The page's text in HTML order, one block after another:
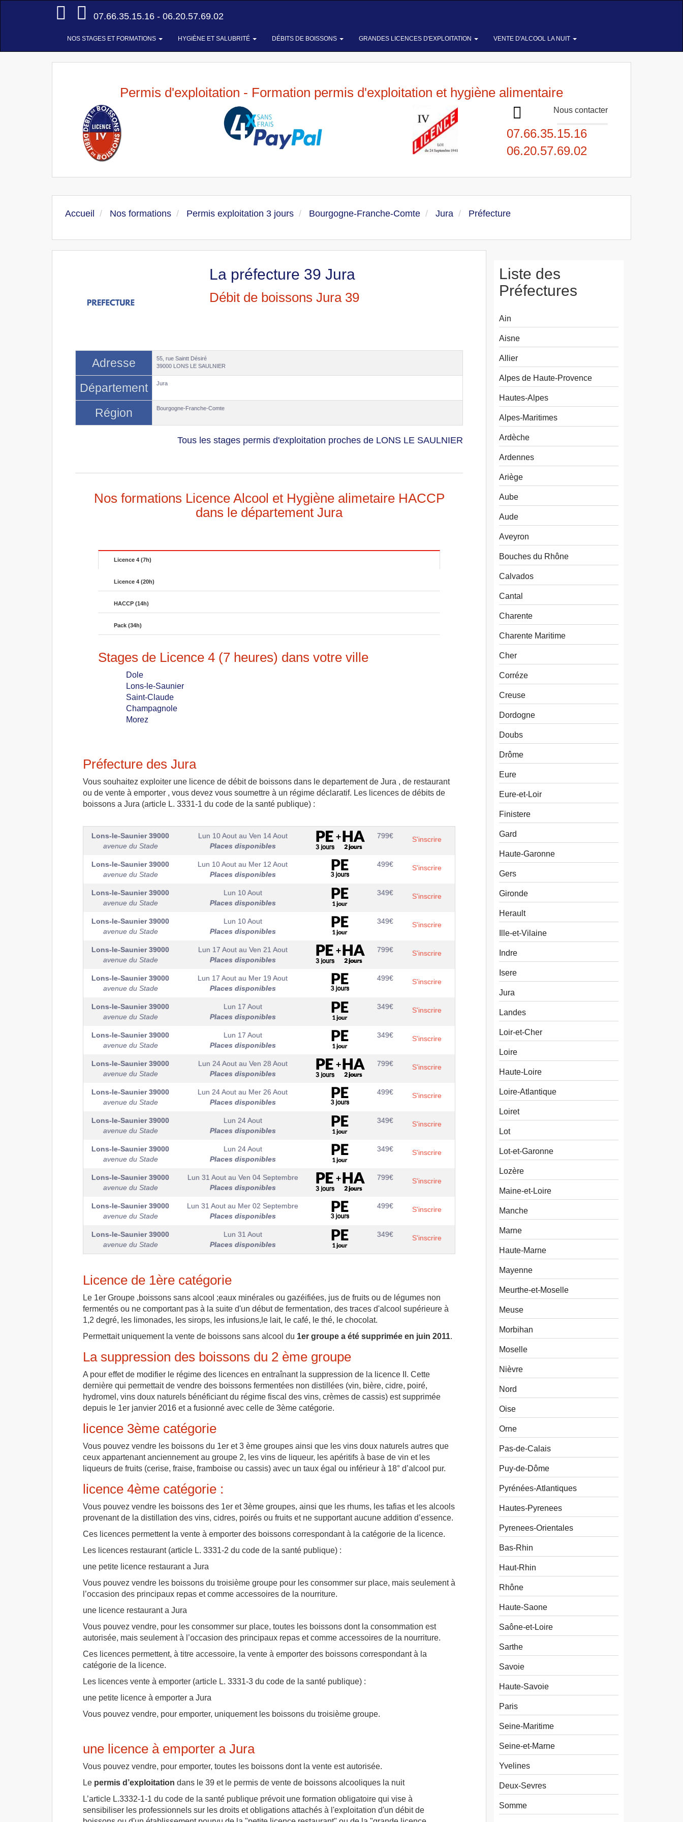
Accueil
07.66.35.15.16 - 06.20.57.69.02
NOS STAGES ET FORMATIONS HYGIÈNE ET SALUBRITÉ DÉBITS DE BOISSONS GRANDES LICENCES D'EXPLOITATION VENTE D'ALCOOL LA NUIT
Permis d'exploitation - Formation permis d'exploitation et hygiène alimentaire
Nous contacter
07.66.35.15.16
06.20.57.69.02
Accueil Nos formations Permis exploitation 3 jours Bourgogne-Franche-Comte Jura Préfecture
La préfecture 39 Jura
Débit de boissons Jura 39
Adresse
55, rue Saintt Désiré
39000 LONS LE SAULNIER
Département Jura
Région Bourgogne-Franche-Comte
Tous les stages permis d'exploitation proches de LONS LE SAULNIER
Nos formations Licence Alcool et Hygiène alimetaire HACCP
dans le département Jura
Licence 4 (7h)
Licence 4 (20h)
HACCP (14h)
Pack (34h)
Stages de Licence 4 (7 heures) dans votre ville
Dole
Lons-le-Saunier
Saint-Claude
Champagnole
Morez
Préfecture des Jura
Vous souhaitez exploiter une licence de débit de boissons dans le departement de Jura , de restaurant
ou de vente à emporter , vous devez vous soumettre à un régime déclaratif. Les licences de débits de
boissons a Jura (article L. 3331-1 du code de la santé publique) :
Lons-le-Saunier39000
avenue du Stade
Lun 10 Aout au Ven 14 Aout
Places disponibles
799€ S'inscrire
Lons-le-Saunier39000
avenue du Stade
Lun 10 Aout au Mer 12 Aout
Places disponibles
499€ S'inscrire
Lons-le-Saunier39000
avenue du Stade
Lun 10 Aout
Places disponibles
349€ S'inscrire
Lons-le-Saunier39000
avenue du Stade
Lun 10 Aout
Places disponibles
349€ S'inscrire
Lons-le-Saunier39000
avenue du Stade
Lun 17 Aout au Ven 21 Aout
Places disponibles
799€ S'inscrire
Lons-le-Saunier39000
avenue du Stade
Lun 17 Aout au Mer 19 Aout
Places disponibles
499€ S'inscrire
Lons-le-Saunier39000
avenue du Stade
Lun 17 Aout
Places disponibles
349€ S'inscrire
Lons-le-Saunier39000
avenue du Stade
Lun 17 Aout
Places disponibles
349€ S'inscrire
Lons-le-Saunier39000
avenue du Stade
Lun 24 Aout au Ven 28 Aout
Places disponibles
799€ S'inscrire
Lons-le-Saunier39000
avenue du Stade
Lun 24 Aout au Mer 26 Aout
Places disponibles
499€ S'inscrire
Lons-le-Saunier39000
avenue du Stade
Lun 24 Aout
Places disponibles
349€ S'inscrire
Lons-le-Saunier39000
avenue du Stade
Lun 24 Aout
Places disponibles
349€ S'inscrire
Lons-le-Saunier39000
avenue du Stade
Lun 31 Aout au Ven 04 Septembre
Places disponibles
799€ S'inscrire
Lons-le-Saunier39000
avenue du Stade
Lun 31 Aout au Mer 02 Septembre
Places disponibles
499€ S'inscrire
Lons-le-Saunier39000
avenue du Stade
Lun 31 Aout
Places disponibles
349€ S'inscrire
Licence de 1ère catégorie
Le 1er Groupe ,boissons sans alcool ;eaux minérales ou gazéifiées, jus de fruits ou de légumes non
fermentés ou ne comportant pas à la suite d'un début de fermentation, des traces d'alcool supérieure à
1,2 degré, les limonades, les sirops, les infusions,le lait, le café, le thé, le chocolat.
Permettait uniquement la vente de boissons sans alcool du 1er groupe a été supprimée en juin 2011.
La suppression des boissons du 2 ème groupe
A pour effet de modifier le régime des licences en entraînant la suppression de la licence II. Cette
dernière qui permettait de vendre des boissons fermentées non distillées (vin, bière, cidre, poiré,
hydromel, vins doux naturels bénéficiant du régime fiscal des vins, crèmes de cassis) est supprimée
depuis le 1er janvier 2016 et a fusionné avec celle de 3ème catégorie.
licence 3ème catégorie
Vous pouvez vendre les boissons du 1er et 3 ème groupes ainsi que les vins doux naturels autres que
ceux appartenant anciennement au groupe 2, les vins de liqueur, les apéritifs à base de vin et les
liqueurs de fruits (cerise, fraise, framboise ou cassis) avec un taux égal ou inférieur à 18° d’alcool pur.
licence 4ème catégorie :
Vous pouvez vendre les boissons des 1er et 3ème groupes, ainsi que les rhums, les tafias et les alcools
provenant de la distillation des vins, cidres, poirés ou fruits et ne supportant aucune addition d’essence.
Ces licences permettent la vente à emporter des boissons correspondant à la catégorie de la licence.
Les licences restaurant (article L. 3331-2 du code de la santé publique) :
une petite licence restaurant a Jura
Vous pouvez vendre les boissons du troisième groupe pour les consommer sur place, mais seulement à
l’occasion des principaux repas et comme accessoires de la nourriture.
une licence restaurant a Jura
Vous pouvez vendre, pour les consommer sur place, toutes les boissons dont la consommation est
autorisée, mais seulement à l’occasion des principaux repas et comme accessoires de la nourriture.
Ces licences permettent, à titre accessoire, la vente à emporter des boissons correspondant à la
catégorie de la licence.
Les licences vente à emporter (article L. 3331-3 du code de la santé publique) :
une petite licence à emporter a Jura
Vous pouvez vendre, pour emporter, uniquement les boissons du troisième groupe.
une licence à emporter a Jura
Vous pouvez vendre, pour emporter, toutes les boissons dont la vente est autorisée.
Le permis d’exploitation dans le 39 et le permis de vente de boissons alcooliques la nuit
L’article L.3332-1-1 du code de la santé publique prévoit une formation obligatoire qui vise à
sensibiliser les professionnels sur les droits et obligations attachés à l'exploitation d'un débit de
Liste des
Préfectures
Ain
Aisne
Allier
Alpes de Haute-Provence
Hautes-Alpes
Alpes-Maritimes
Ardèche
Ardennes
Ariège
Aube
Aude
Aveyron
Bouches du Rhône
Calvados
Cantal
Charente
Charente Maritime
Cher
Corréze
Creuse
Dordogne
Doubs
Drôme
Eure
Eure-et-Loir
Finistere
Gard
Haute-Garonne
Gers
Gironde
Herault
Ille-et-Vilaine
Indre
Isere
Jura
Landes
Loir-et-Cher
Loire
Haute-Loire
Loire-Atlantique
Loiret
Lot
Lot-et-Garonne
Lozère
Maine-et-Loire
Manche
Marne
Haute-Marne
Mayenne
Meurthe-et-Moselle
Meuse
Morbihan
Moselle
Nièvre
Nord
Oise
Orne
Pas-de-Calais
Puy-de-Dôme
Pyrénées-Atlantiques
Hautes-Pyrenees
Pyrenees-Orientales
Bas-Rhin
Haut-Rhin
Rhône
Haute-Saone
Saône-et-Loire
Sarthe
Savoie
Haute-Savoie
Paris
Seine-Maritime
Seine-et-Marne
Yvelines
Deux-Sevres
Somme